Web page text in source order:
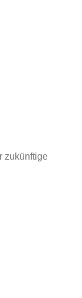
zukünftige